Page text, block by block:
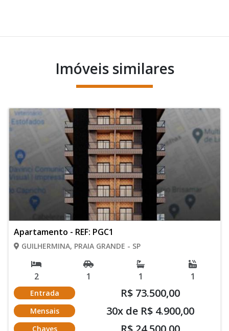
Imóveis similares
Apartamento - REF: PGC1
GUILHERMINA, PRAIA GRANDE - SP
2 1 1 1
Entrada R$ 73.500,00
Mensais 30x de R$ 4.900,00
Chaves